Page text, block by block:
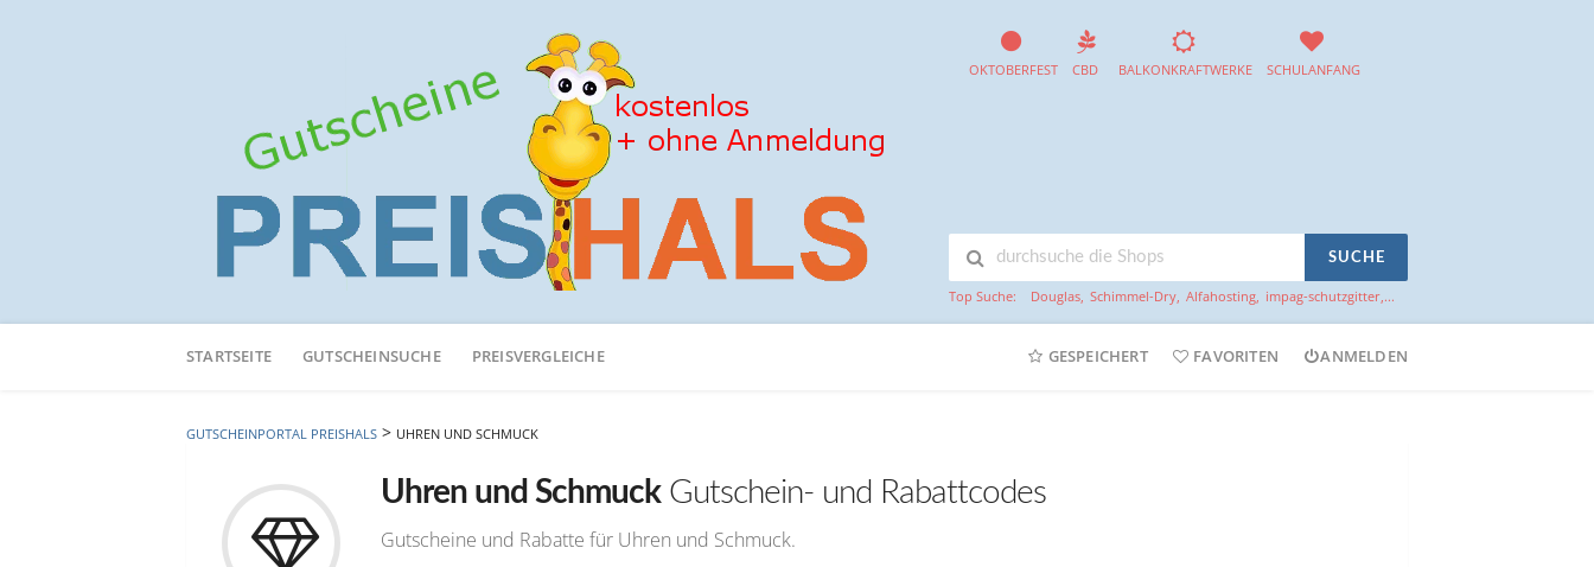
OKTOBERFEST CBD BALKONKRAFTWERKE SCHULANFANG
SUCHE
Top Suche: Douglas, Schimmel-Dry, Alfahosting, impag-schutzgitter,...
Online-
STARTSEITE GUTSCHEINSUCHE PREISVERGLEICHE GESPEICHERT FAVORITEN ANMELDEN
GUTSCHEINPORTAL PREISHALS > UHREN UND SCHMUCK
Uhren und SchmuckGutschein- und Rabattcodes
Gutscheine und Rabatte für Uhren und Schmuck.